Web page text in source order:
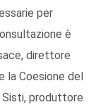
per
è
direttore
la Coesione del
Sisti, produttore